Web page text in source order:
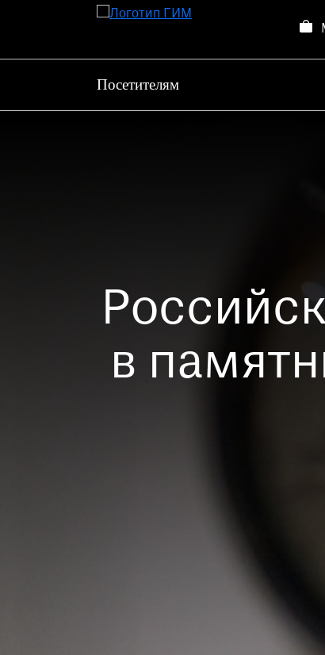
Посетителям
Посетителям
Выставки и события
в